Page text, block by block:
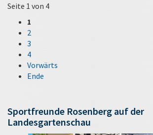
Seite 1 von 4
1
2
3
4
Vorwärts
Ende
Sportfreunde Rosenberg auf der
Landesgartenschau